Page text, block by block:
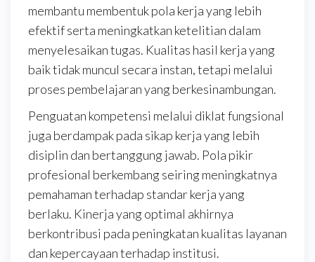
membantu membentuk pola kerja yang lebih
efektif serta meningkatkan ketelitian dalam
menyelesaikan tugas. Kualitas hasil kerja yang
baik tidak muncul secara instan, tetapi melalui
proses pembelajaran yang berkesinambungan.
Penguatan kompetensi melalui diklat fungsional
juga berdampak pada sikap kerja yang lebih
disiplin dan bertanggung jawab. Pola pikir
profesional berkembang seiring meningkatnya
pemahaman terhadap standar kerja yang
berlaku. Kinerja yang optimal akhirnya
berkontribusi pada peningkatan kualitas layanan
dan kepercayaan terhadap institusi.